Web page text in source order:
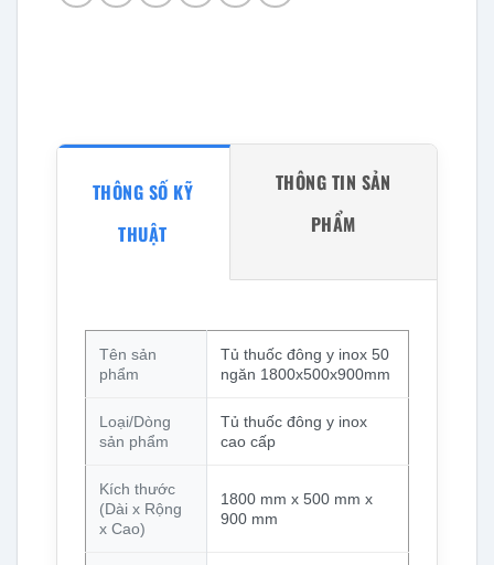
THÔNG SỐ KỸ
THUẬT
THÔNG TIN SẢN
PHẨM
Tên sản
phẩm
Tủ thuốc đông y inox 50
ngăn 1800x500x900mm
Loại/Dòng
sản phẩm
Tủ thuốc đông y inox
cao cấp
Kích thước
(Dài x Rộng
x Cao)
1800 mm x 500 mm x
900 mm